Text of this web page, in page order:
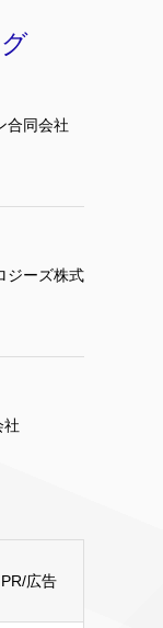
合同会社
ジーズ株式
社
PR/広告